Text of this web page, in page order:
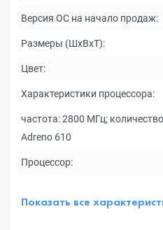
Версия ОС на начало продаж:
Размеры (ШxВxТ):
Цвет:
Характеристики процессора:
частота: 2800 МГц;
Adreno 610
Процессор:
Показать все